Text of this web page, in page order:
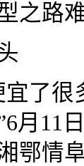
之路
了很
月11
鄂情